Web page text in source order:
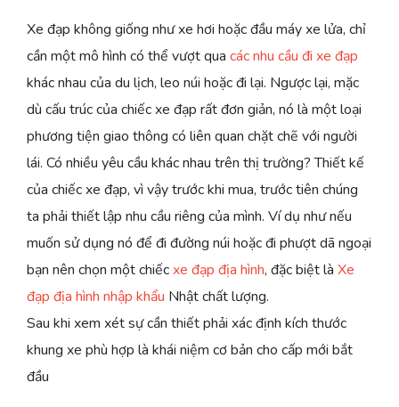
Xe đạp không giống như xe hơi hoặc đầu máy xe lửa, chỉ
cần một mô hình có thể vượt qua các nhu cầu đi xe đạp
khác nhau của du lịch, leo núi hoặc đi lại. Ngược lại, mặc
dù cấu trúc của chiếc xe đạp rất đơn giản, nó là một loại
phương tiện giao thông có liên quan chặt chẽ với người
lái. Có nhiều yêu cầu khác nhau trên thị trường? Thiết kế
của chiếc xe đạp, vì vậy trước khi mua, trước tiên chúng
ta phải thiết lập nhu cầu riêng của mình. Ví dụ như nếu
muốn sử dụng nó để đi đường núi hoặc đi phượt dã ngoại
bạn nên chọn một chiếcxe đạp địa hình, đặc biệt là Xe
đạp địa hình nhập khẩu Nhật chất lượng.
Sau khi xem xét sự cần thiết phải xác định kích thước
khung xe phù hợp là khái niệm cơ bản cho cấp mới bắt
đầu